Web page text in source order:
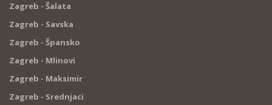
Zagreb - Šalata
Zagreb - Savska
Zagreb - Špansko
Zagreb - Mlinovi
Zagreb - Maksimir
Zagreb - Srednjaci